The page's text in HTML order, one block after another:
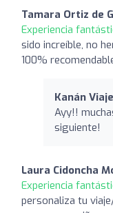
Tamara Ortiz de
Experiencia
sido increíble, no
100%
Kanán
Ayy!!
siguiente!
Laura Cidoncha
Experiencia
personaliza tu